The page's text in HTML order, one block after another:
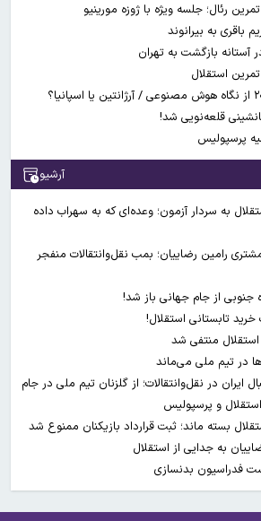
رئال؛ جلسه ویژه با ژوزه مورینیو
باقری به بیرانوند
آستانه بازگشت به تهران
استقلال
قلعه‌نویی شد!
پرسپولیس
آرشیو
به سردار آزمون؛ وعده‌ای که به سهراب داده
رامین رضاییان؛ بمب نقل‌وانتقالات منفجر
از جام جهانی باز شد!
تابستانی استقلال!
منتفی شد
در تیم ملی می‌ماند
ایران در نقل‌وانتقالات؛ از گلزنان تیم ملی در جام
و پرسپولیس
بسته ماند؛ ثبت قرارداد بازیکنان ممنوع شد
به جدایی از استقلال